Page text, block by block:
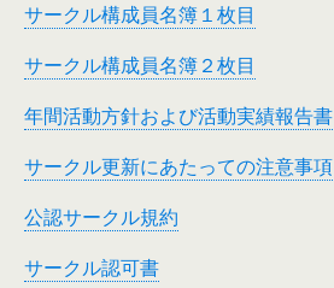
サークル構成員名簿１枚目
サークル構成員名簿２枚目
年間活動方針および活動実績報告書
サークル更新にあたっての注意事項
公認サークル規約
サークル認可書